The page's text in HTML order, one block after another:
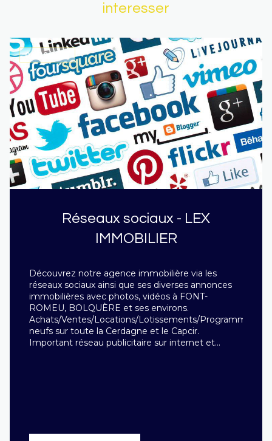
interesser
04/09/2025
Réseaux sociaux - LEX
IMMOBILIER
Découvrez notre agence immobilière via les
réseaux sociaux ainsi que ses diverses annonces
immobilières avec photos, vidéos à FONT-
ROMEU, BOLQUÈRE et ses environs.
Achats/Ventes/Locations/Lotissements/Programmes
neufs sur toute la Cerdagne et le Capcir.
Important réseau publicitaire sur internet et
de magnifiques photos inspirantes sur Instagram